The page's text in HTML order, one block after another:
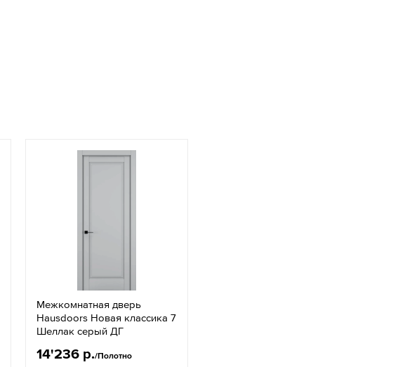
Межкомнатная дверь
Hausdoors Новая классика 7
Шеллак серый ДГ
14'236 р./Полотно